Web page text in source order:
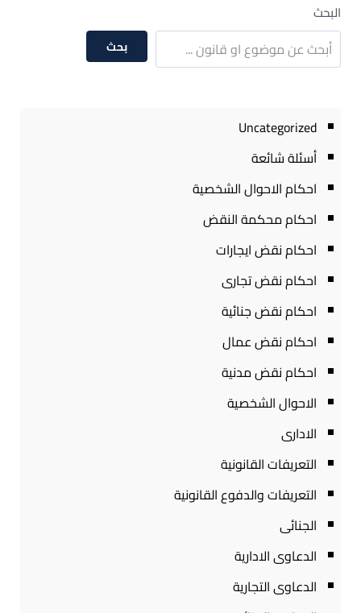
البحث
بحث
Uncategorized
أسئلة شائعة
احكام الاحوال الشخصية
احكام محكمة النقض
احكام نقض ايجارات
احكام نقض تجارى
احكام نقض جنائية
احكام نقض عمال
احكام نقض مدنية
الاحوال الشخصية
الادارى
التعريفات القانونية
التعريفات والدفوع القانونية
الجنائى
الدعاوى الادارية
الدعاوى التجارية